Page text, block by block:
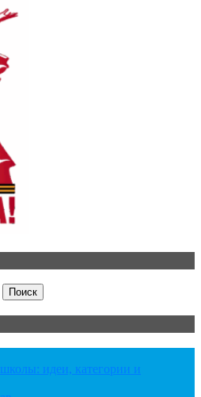
идеи, категории и